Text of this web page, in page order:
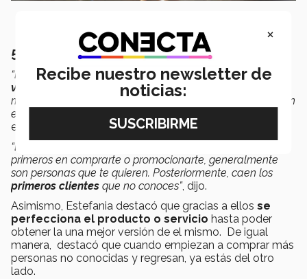
5. ¡A vender!
“Llegó el momento de la verdad¿Cómo le hago para
vender?
La mayoría de las personas que están en el
mundo del emprendimiento y necesitan inversión conocen
el termino de las tres “F”: Friends, Family and Fools.”,
expresó Estefania.
“Esto no es muy distinto cuando quieres
primeros en comprarte o promocionarte, generalmente
son personas que te quieren. Posteriormente, caen los
primeros clientes que no conoces”, dijo.
Asimismo, Estefania destacó que gracias a ellos se
perfecciona el producto o servicio hasta poder
obtener la una mejor versión de el mismo. De igual
manera, destacó que cuando empiezan a comprar más
personas no conocidas y regresan, ya estás del otro
lado.
×
Recibe nuestro newsletter de
noticias: